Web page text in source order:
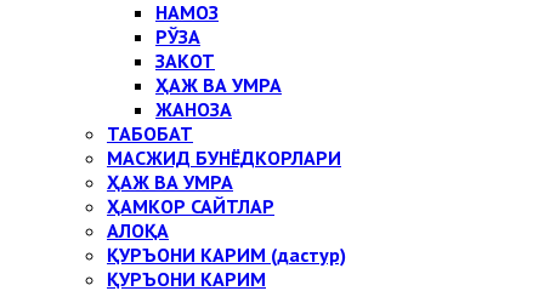
НАМОЗ
РЎЗА
ЗАКОТ
ҲАЖ ВА УМРА
ЖАНОЗА
ТАБОБАТ
МАСЖИД БУНЁДКОРЛАРИ
ҲАЖ ВА УМРА
ҲАМКОР САЙТЛАР
АЛОҚА
ҚУРЪОНИ КАРИМ (дастур)
ҚУРЪОНИ КАРИМ